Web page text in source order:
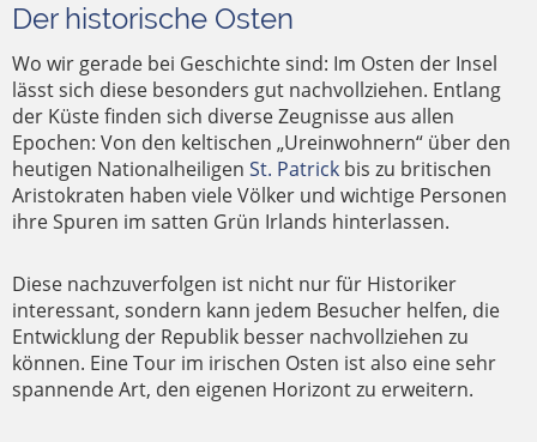
Der historische Osten
Wo wir gerade bei Geschichte sind: Im Osten der Insel
lässt sich diese besonders gut nachvollziehen. Entlang
der Küste finden sich diverse Zeugnisse aus allen
Epochen: Von den keltischen „Ureinwohnern“ über den
heutigen Nationalheiligen St. Patrick bis zu britischen
Aristokraten haben viele Völker und wichtige Personen
ihre Spuren im satten Grün Irlands hinterlassen.
Diese nachzuverfolgen ist nicht nur für Historiker
interessant, sondern kann jedem Besucher helfen, die
Entwicklung der Republik besser nachvollziehen zu
können. Eine Tour im irischen Osten ist also eine sehr
spannende Art, den eigenen Horizont zu erweitern.